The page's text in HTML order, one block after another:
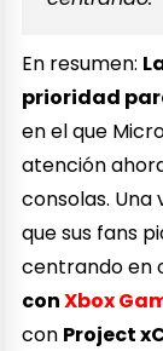
En resumen:
prioridad
en el que
atención
consolas.
que sus fans
centrando en
conXbox
con Project